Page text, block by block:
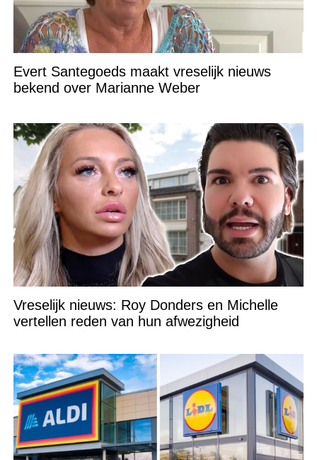
Evert Santegoeds maakt vreselijk nieuws
bekend over Marianne Weber
Vreselijk nieuws: Roy Donders en Michelle
vertellen reden van hun afwezigheid